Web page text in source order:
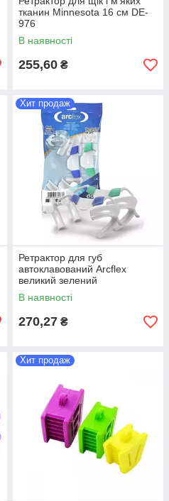
тканин Minnesota 16 см DE-
976
В наявності
255,60 ₴
Хит продаж
Ретрактор для губ
автоклавований Arcflex
великий зелений
В наявності
270,27 ₴
Хит продаж